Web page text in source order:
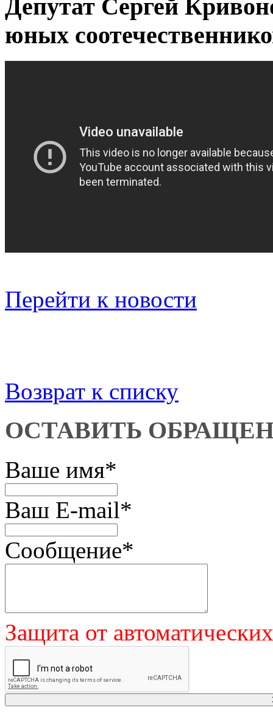
Депутат Сергей
юных
Перейти к новости
Возврат к списку
ОСТАВИТЬ
Ваше имя*
Ваш E-mail*
Сообщение*
Защита от